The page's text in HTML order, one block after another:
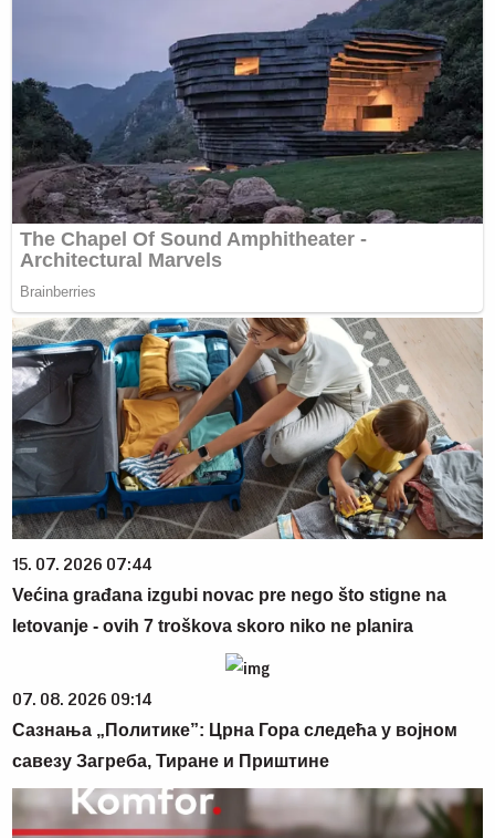
15. 07. 2026 07:44
Većina građana izgubi novac pre nego što stigne na
letovanje - ovih 7 troškova skoro niko ne planira
07. 08. 2026 09:14
Сазнања „Политике”: Црна Гора следећа у војном
савезу Загреба, Тиране и Приштине